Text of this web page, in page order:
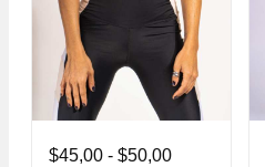
$45,00 - $50,00